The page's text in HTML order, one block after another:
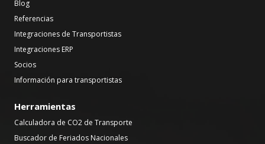
Blog
Referencias
Integraciones de Transportistas
Integraciones ERP
Socios
Información para transportistas
Herramientas
Calculadora de CO2 de Transporte
Buscador de Feriados Nacionales